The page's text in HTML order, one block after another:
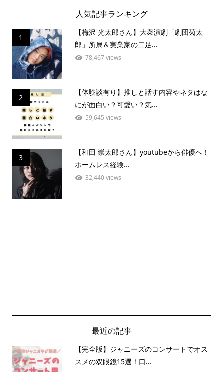
人気記事ランキング
1
【梅沢 光太郎さん】大衆演劇「劇団菊太
郎」所属＆実業家の二足...
78,467 views
2
【体験談有り】推しと話す内容やネタはな
にが面白い？可愛い？気...
59,645 views
3
【和田 崇太郎さん】youtubeから俳優へ！
ホームレス経験...
32,440 views
最近の記事
【完全版】ジャニーズのコンサートでオス
スメの双眼鏡15選！口...